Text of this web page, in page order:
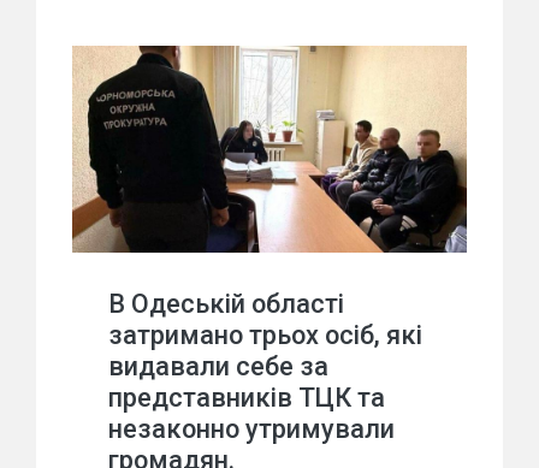
В Одеській області
затримано трьох осіб, які
видавали себе за
представників ТЦК та
незаконно утримували
громадян.